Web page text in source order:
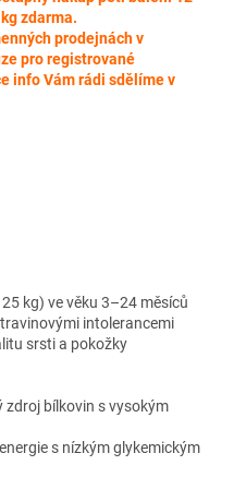
zdarma.
prodejnách v
pro registrované
info Vám rádi sdělíme v
kg) ve věku 3–24 měsíců
intolerancemi
srsti a pokožky
zdroj bílkovin s vysokým
s nízkým glykemickým